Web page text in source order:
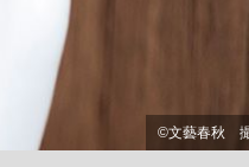
す...